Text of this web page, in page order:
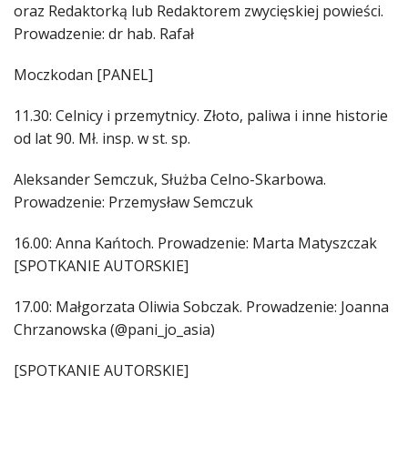
oraz Redaktorką lub Redaktorem zwycięskiej powieści.
Prowadzenie: dr hab. Rafał
Moczkodan [PANEL]
11.30: Celnicy i przemytnicy. Złoto, paliwa i inne historie
od lat 90. Mł. insp. w st. sp.
Aleksander Semczuk, Służba Celno-Skarbowa.
Prowadzenie: Przemysław Semczuk
16.00: Anna Kańtoch. Prowadzenie: Marta Matyszczak
[SPOTKANIE AUTORSKIE]
17.00: Małgorzata Oliwia Sobczak. Prowadzenie: Joanna
Chrzanowska (@pani_jo_asia)
[SPOTKANIE AUTORSKIE]